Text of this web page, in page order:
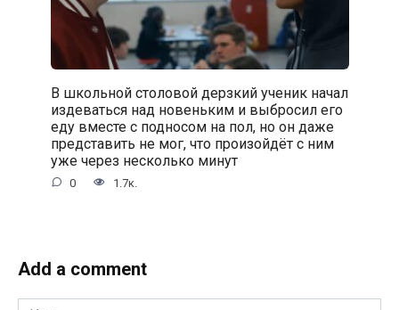
В школьной столовой дерзкий ученик начал
издеваться над новеньким и выбросил его
еду вместе с подносом на пол, но он даже
представить не мог, что произойдёт с ним
уже через несколько минут
0 1.7к.
Add a comment